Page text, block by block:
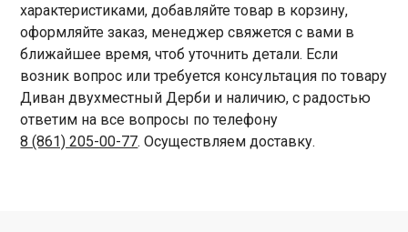
характеристиками, добавляйте товар в корзину,
оформляйте заказ, менеджер свяжется с вами в
ближайшее время, чтоб уточнить детали. Если
возник вопрос или требуется консультация по товару
Диван двухместный Дерби и наличию, с радостью
ответим на все вопросы по телефону
8 (861) 205-00-77. Осуществляем доставку.